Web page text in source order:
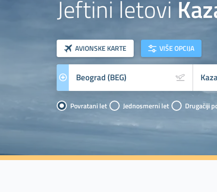
Jeftini letovi
AVIONSKE KARTE Prevoznik
klasa letova
VIŠE OPCIJA
Povratani let Jednosmerni let Drugačiji